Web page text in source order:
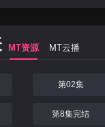
MT资源 MT云播
第02集
第8集完结